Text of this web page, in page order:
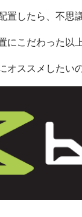
置したら、不思
にこだわった以
オススメしたい